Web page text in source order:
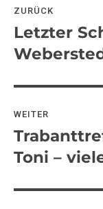
ZURÜCK
Vorheriger
Beitrag:
Letzter
WEITER
Nächster
Beitrag:
Toni –